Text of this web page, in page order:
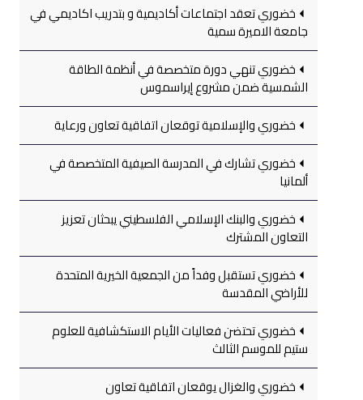
خضوري تعقد اجتماعات أكاديمية و بتدريب اكاديمي في
جامعة الاميرة سمية
خضوري تنهي دورة متخصصة في أنظمة الطاقة
الشمسية ضمن مشروع إيراسموس
خضوري والإسلامية توقعان اتفاقية تعاون ورعاية
خضوري تشارك في المدرسة الصيفية المتخصصة في
ألمانيا
خضوري والبنك الإسلامي الفلسطيني يبحثان تعزيز
التعاون المشترك
خضوري تستقبل وفداً من الجمعية الخيرية المتحدة
للأراضي المقدسة
خضوري تحتضن فعاليات الأيام الاستكشافية للعلوم
ستيم للموسم الثالث
خضوري والغزال يوقعان اتفاقية تعاون